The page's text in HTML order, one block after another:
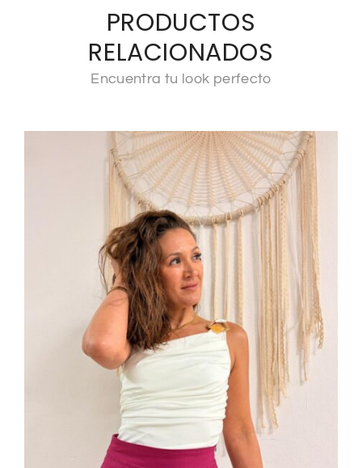
PRODUCTOS
RELACIONADOS
Encuentra tu look perfecto